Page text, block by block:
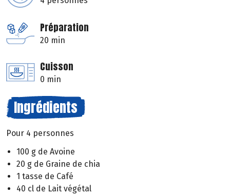
Préparation
20 min
Cuisson
0 min
Ingrédients
Pour 4 personnes
100 g de Avoine
20 g de Graine de chia
1 tasse de Café
40 cl de Lait végétal